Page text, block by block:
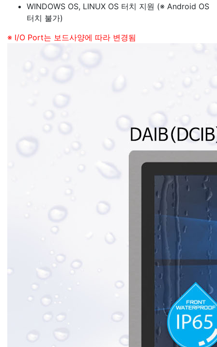
WINDOWS OS, LINUX OS 터치 지원 (※ Android OS
터치 불가)
※ I/O Port는 보드사양에 따라 변경됨